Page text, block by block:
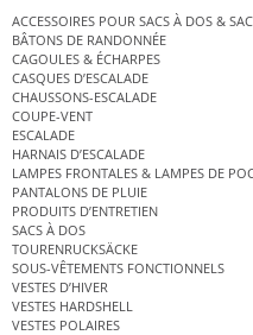
ACCESSOIRES POUR SACS À DOS &
BÂTONS DE RANDONNÉE
CAGOULES & ÉCHARPES
CASQUES D’ESCALADE
CHAUSSONS-ESCALADE
COUPE-VENT
ESCALADE
HARNAIS D’ESCALADE
LAMPES FRONTALES & LAMPES DE
PANTALONS DE PLUIE
PRODUITS D’ENTRETIEN
SACS À DOS
TOURENRUCKSÄCKE
SOUS-VÊTEMENTS FONCTIONNELS
VESTES D’HIVER
VESTES HARDSHELL
VESTES POLAIRES